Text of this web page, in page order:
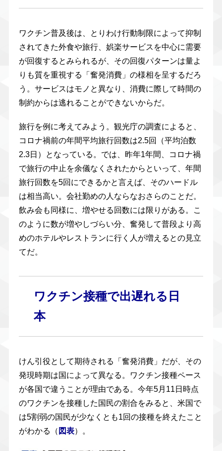
ワクチン普及後は、とりわけ行動制限によって抑制
されてきた外食や旅行、娯楽サービスを中心に需要
が回復するとみられるが、その回復パターンは量よ
りも質を重視する「奮発消費」の様相を呈するだろ
う。サービスはモノと異なり、消費に際して時間の
制約からは逃れることができないからだ。
旅行を例に考えてみよう。観光庁の調査によると、
コロナ禍前の年間平均旅行回数は2.5回（平均泊数
2.3日）となっている。では、昨年1年間、コロナ禍
で旅行の中止を余儀なくされたからといって、年間
旅行回数を5回にできるかと言えば、そのハードル
は相当高い。会社勤めの人ならなおさらのことだ。
飲み会も同様に、増やせる回数には限りがある。こ
のように数が増やしづらい分、奮発して普段より高
めのホテルやレストランに行く人が増えるとの見立
てだ。
ワクチン接種で出遅れる日
本
けん引役として期待される「奮発消費」だが、その
発現時期は国によって異なる。ワクチン接種ペース
が各国で違うことが理由である。今年5月11日時点
のワクチンを接種した国民の割合をみると、米国で
は5割弱の国民が少なくとも1回の接種を終えたこと
がわかる（ 図表）。